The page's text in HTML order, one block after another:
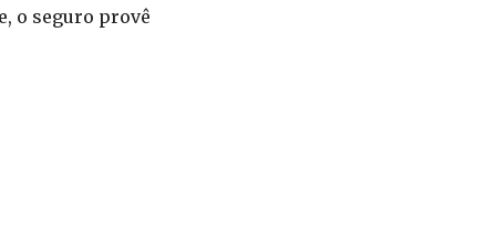
o seguro provê